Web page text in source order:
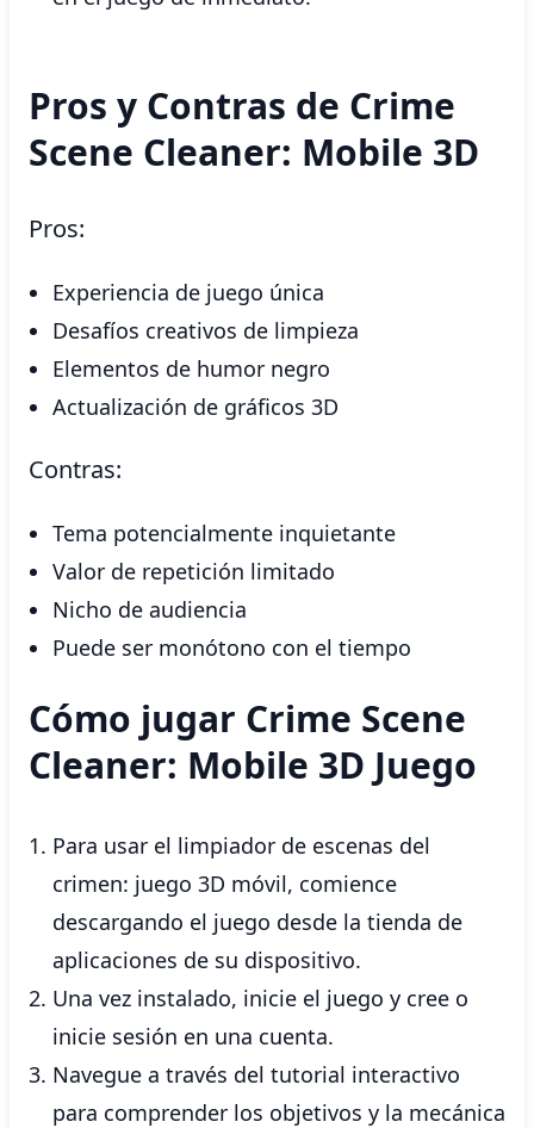
Pros y Contras de Crime
Scene Cleaner: Mobile 3D
Pros:
Experiencia de juego única
Desafíos creativos de limpieza
Elementos de humor negro
Actualización de gráficos 3D
Contras:
Tema potencialmente inquietante
Valor de repetición limitado
Nicho de audiencia
Puede ser monótono con el tiempo
Cómo jugar Crime Scene
Cleaner: Mobile 3D Juego
Para usar el limpiador de escenas del
crimen: juego 3D móvil, comience
descargando el juego desde la tienda de
aplicaciones de su dispositivo.
Una vez instalado, inicie el juego y cree o
inicie sesión en una cuenta.
Navegue a través del tutorial interactivo
para comprender los objetivos y la mecánica